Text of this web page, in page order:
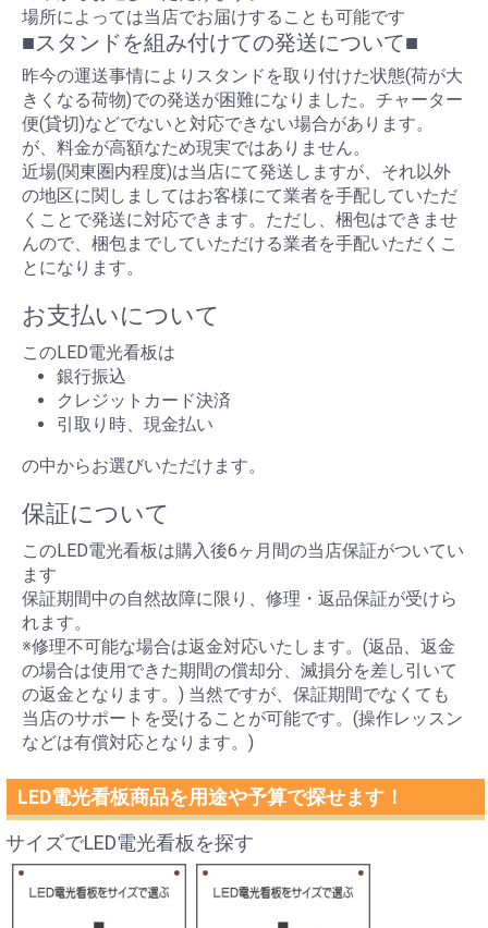
場所によっては当店でお届けすることも可能です
■スタンドを組み付けての発送について■
昨今の運送事情によりスタンドを取り付けた状態(荷が大
きくなる荷物)での発送が困難になりました。チャーター
便(貸切)などでないと対応できない場合があります。
が、料金が高額なため現実ではありません。
近場(関東圏内程度)は当店にて発送しますが、それ以外
の地区に関しましてはお客様にて業者を手配していただ
くことで発送に対応できます。ただし、梱包はできませ
んので、梱包までしていただける業者を手配いただくこ
とになります。
お支払いについて
このLED電光看板は
銀行振込
クレジットカード決済
引取り時、現金払い
の中からお選びいただけます。
保証について
このLED電光看板は購入後6ヶ月間の当店保証がついてい
ます
保証期間中の自然故障に限り、修理・返品保証が受けら
れます。
※修理不可能な場合は返金対応いたします。(返品、返金
の場合は使用できた期間の償却分、滅損分を差し引いて
の返金となります。) 当然ですが、保証期間でなくても
当店のサポートを受けることが可能です。(操作レッスン
などは有償対応となります。)
LED電光看板商品を用途や予算で探せます！
サイズでLED電光看板を探す